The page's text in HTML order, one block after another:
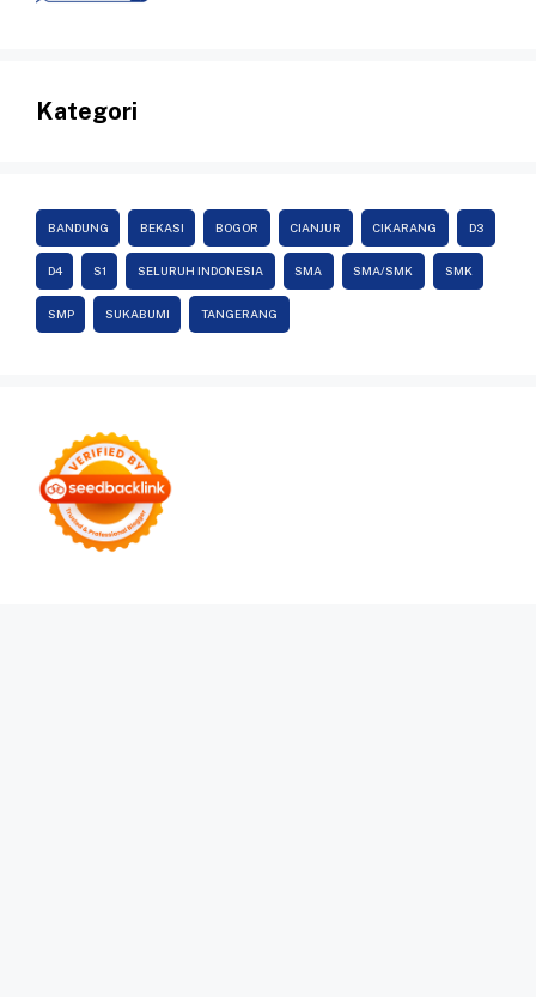
Kategori
BANDUNG BEKASI BOGOR CIANJUR CIKARANG D3
D4 S1 SELURUH INDONESIA SMA SMA/SMK SMK
SMP SUKABUMI TANGERANG